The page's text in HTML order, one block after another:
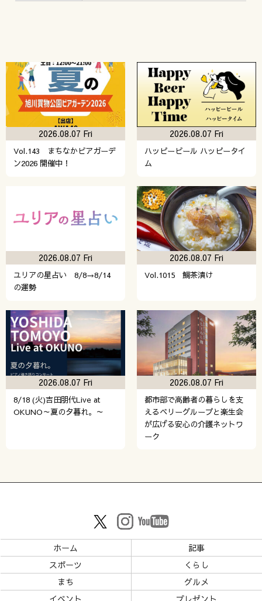
Vol.143 まちなかビアガーデ
ン2026 開催中！
2026.08.07 Fri
ハッピービール ハッピータイ
ム
2026.08.07 Fri
ユリアの星占い 8/8→8/14
の運勢
2026.08.07 Fri
Vol.1015 鯛茶漬け
2026.08.07 Fri
8/18 (火)吉田朋代Live at
OKUNO～夏の夕暮れ。～
2026.08.07 Fri
都市部で高齢者の暮らしを支
えるベリーグループと楽生会
が広げる安心の介護ネットワ
ーク
2026.08.07 Fri
ホーム
記事
スポーツ
くらし
まち
グルメ